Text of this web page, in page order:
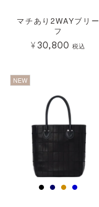
マチあり2WAYブリー
フ
¥30,800 税込
NEW